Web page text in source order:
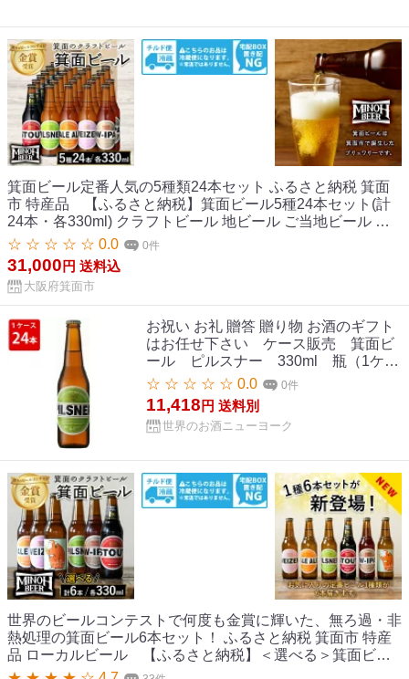
箕面ビール定番人気の5種類24本セット ふるさと納税 箕面
市 特産品 【ふるさと納税】箕面ビール5種24本セット(計
24本・各330ml) クラフトビール 地ビール ご当地ビール お
酒 アルコール 家飲み 晩酌 お試し 飲み比べ ギフト プレゼン
ト 贈り物 金賞 銘柄 ピルスナー スタウト ペールエール ヴァ
イツェン W-IPA 【m01-36】【箕面ビール】
☆ ☆ ☆ ☆ ☆ 0.0 0件
31,000 円 送料込
大阪府箕面市
お祝い お礼 贈答 贈り物 お酒のギフト
はお任せ下さい ケース販売 箕面ビ
ール ピルスナー 330ml 瓶（1ケー
ス/24本）（要冷蔵） 贈り物 ギフト
プレゼント お中元 夏ギフト 暑中見舞
い
☆ ☆ ☆ ☆ ☆ 0.0 0件
11,418 円 送料別
世界のお酒ニューヨーク
世界のビールコンテストで何度も金賞に輝いた、無ろ過・非
熱処理の箕面ビール6本セット！ ふるさと納税 箕面市 特産
品 ローカルビール 【ふるさと納税】＜選べる＞箕面ビー
ルの飲み比べ定番セット(計6本・各330ml) クラフトビール